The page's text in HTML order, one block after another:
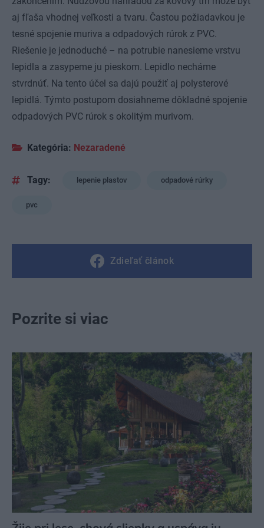
aj fľaša vhodnej veľkosti a tvaru. Častou požiadavkou je
tesné spojenie muriva a odpadových rúrok z PVC.
Riešenie je jednoduché – na potrubie nanesieme vrstvu
lepidla a zasypeme ju pieskom. Lepidlo necháme
stvrdnúť. Na tento účel sa dajú použiť aj polysterové
lepidlá. Týmto postupom dosiahneme dôkladné spojenie
odpadových PVC rúrok s okolitým murivom.
Kategória: Nezaradené
Tagy: lepenie plastov odpadové rúrky
pvc
Zdieľať článok
Pozrite si viac